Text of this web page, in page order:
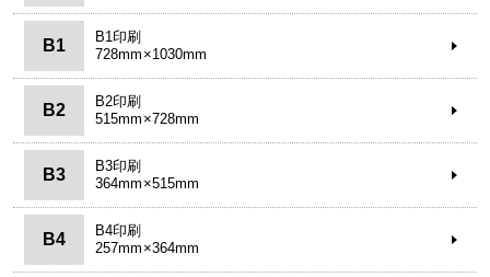
B1
B1印刷
728mm×1030mm
B2
B2印刷
515mm×728mm
B3
B3印刷
364mm×515mm
B4
B4印刷
257mm×364mm